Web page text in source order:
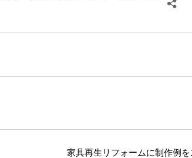
家具再生リフォームに制作例を